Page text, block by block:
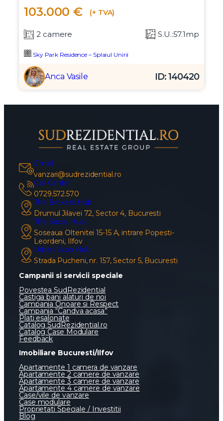
103.000 € (+ TVA)
2 camere S.U.:57.1mp
Sky Park Residence – Splaiul Unirii
Anca Vasile ID: 140420
Email
vanzari@sudrezidential.ro
Call Center
0729.572.570
The Brokers Hub
Drumul Jilavei 72, Sector 4, Bucuresti
The Social Hub
Soseaua Oltenitei 15-15 A, intrare Popesti-
Leordeni, Ilfov
Urban Expo Hub
Strada Pucheni, nr. 157, Sector 5, Bucuresti
Campanii si servicii speciale
Povestea SudRezidential
Castiga bani alaturi de noi
Campania Onoare si Respect
Campania “Candva acasa”
Plati esalonate
Catalog SudRezidential.ro
Catalog Case Modulare
Feedback
Imobiliare Bucuresti/Ilfov
Apartamente 1 camera de vanzare
Apartamente 2 camere de vanzare
Apartamente 3 camere de vanzare
Apartamente 4 camere de vanzare
Case/vile de vanzare
Case modulare
Proprietati Speciale / Investitii
Blog